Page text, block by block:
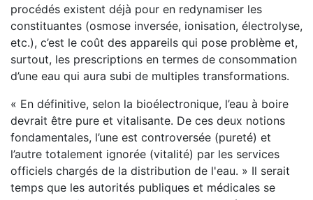
procédés existent déjà pour en redynamiser les
constituantes (osmose inversée, ionisation, électrolyse,
etc.), c’est le coût des appareils qui pose problème et,
surtout, les prescriptions en termes de consommation
d’une eau qui aura subi de multiples transformations.
« En définitive, selon la bioélectronique, l’eau à boire
devrait être pure et vitalisante. De ces deux notions
fondamentales, l’une est controversée (pureté) et
l’autre totalement ignorée (vitalité) par les services
officiels chargés de la distribution de l'eau. » Il serait
temps que les autorités publiques et médicales se